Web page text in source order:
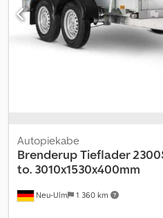
Neu-Ulm 1 360 km
Autopiekabe
BrenderupTieflader
to. 3010x1530x400mm